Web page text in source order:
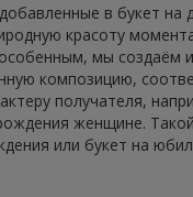
в букет на
красоту
мы создаём
композицию,
получателя,
женщине.
или букет на